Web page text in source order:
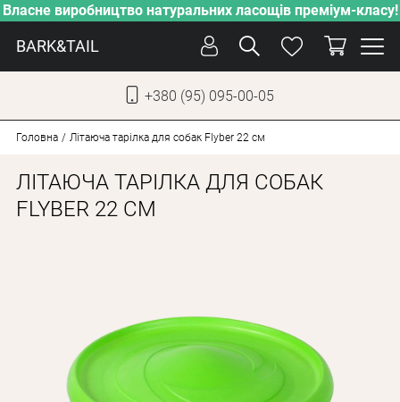
Власне виробництво натуральних ласощів преміум-класу!
BARK&TAIL
+380 (95) 095-00-05
СОБАКИ
Головна Літаюча тарілка для собак Flyber 22 см
ЛІТАЮЧА ТАРІЛКА ДЛЯ СОБАК
FLYBER 22 СМ